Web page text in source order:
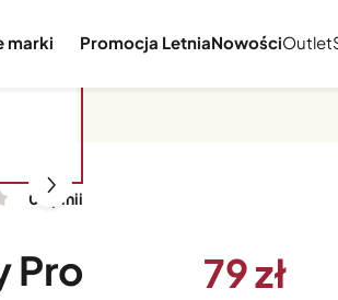
marki Promocja LetniaNowościOutlet
0 opinii
Pro 79